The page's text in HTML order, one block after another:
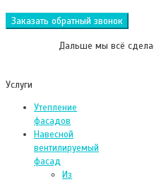
Заказать обратный звонок
Дальше мы всё
Услуги
Утепление
фасадов
Навесной
вентилируемый
фасад
Из